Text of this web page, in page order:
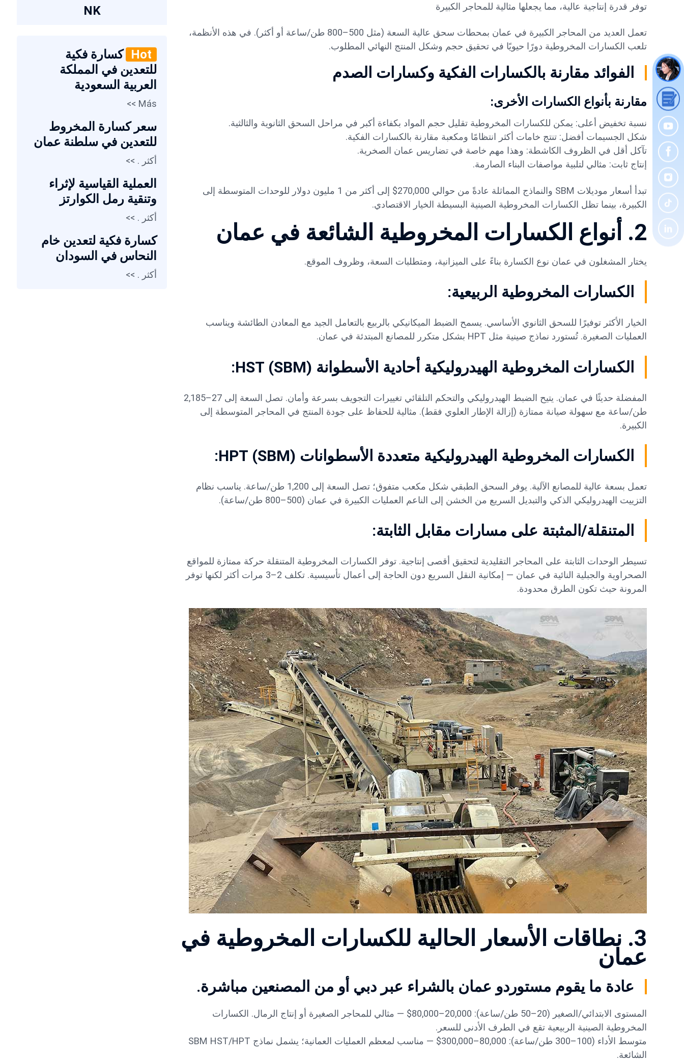
توفر قدرة إنتاجية عالية، مما يجعلها مثالية للمحاجر الكبيرة
تعمل العديد من المحاجر الكبيرة في عمان بمحطات سحق عالية السعة (مثل 500–800 طن/ساعة أو أكثر). في هذه الأنظمة،
تلعب الكسارات المخروطية دورًا حيويًا في تحقيق حجم وشكل المنتج النهائي المطلوب.
الفوائد مقارنة بالكسارات الفكية وكسارات الصدم
مقارنة بأنواع الكسارات الأخرى:
نسبة تخفيض أعلى: يمكن للكسارات المخروطية تقليل حجم المواد بكفاءة أكبر في مراحل السحق الثانوية والثالثية.
شكل الجسيمات أفضل: تنتج خامات أكثر انتظامًا ومكعبة مقارنة بالكسارات الفكية.
تآكل أقل في الظروف الكاشطة: وهذا مهم خاصة في تضاريس عمان الصخرية.
إنتاج ثابت: مثالي لتلبية مواصفات البناء الصارمة.
تبدأ أسعار موديلات SBM والنماذج المماثلة عادةً من حوالي 270,000$ إلى أكثر من 1 مليون دولار للوحدات المتوسطة إلى
الكبيرة، بينما تظل الكسارات المخروطية الصينية البسيطة الخيار الاقتصادي.
2. أنواع الكسارات المخروطية الشائعة في عمان
يختار المشغلون في عمان نوع الكسارة بناءً على الميزانية، ومتطلبات السعة، وظروف الموقع.
الكسارات المخروطية الربيعية:
الخيار الأكثر توفيرًا للسحق الثانوي الأساسي. يسمح الضبط الميكانيكي بالربيع بالتعامل الجيد مع المعادن الطائشة ويناسب
العمليات الصغيرة. تُستورد نماذج صينية مثل HPT بشكل متكرر للمصانع المبتدئة في عمان.
الكسارات المخروطية الهيدروليكية أحادية الأسطوانة HST (SBM):
المفضلة حديثًا في عمان. يتيح الضبط الهيدروليكي والتحكم التلقائي تغييرات التجويف بسرعة وأمان. تصل السعة إلى 27–2,185
طن/ساعة مع سهولة صيانة ممتازة (إزالة الإطار العلوي فقط). مثالية للحفاظ على جودة المنتج في المحاجر المتوسطة إلى
الكبيرة.
الكسارات المخروطية الهيدروليكية متعددة الأسطوانات HPT (SBM):
تعمل بسعة عالية للمصانع الآلية. يوفر السحق الطبقي شكل مكعب متفوق؛ تصل السعة إلى 1,200 طن/ساعة. يناسب نظام
التزييت الهيدروليكي الذكي والتبديل السريع من الخشن إلى الناعم العمليات الكبيرة في عمان (500–800 طن/ساعة).
المتنقلة/المثبتة على مسارات مقابل الثابتة:
تسيطر الوحدات الثابتة على المحاجر التقليدية لتحقيق أقصى إنتاجية. توفر الكسارات المخروطية المتنقلة حركة ممتازة للمواقع
الصحراوية والجبلية النائية في عمان — إمكانية النقل السريع دون الحاجة إلى أعمال تأسيسية. تكلف 2–3 مرات أكثر لكنها توفر
المرونة حيث تكون الطرق محدودة.
3. نطاقات الأسعار الحالية للكسارات المخروطية في
عمان
عادة ما يقوم مستوردو عمان بالشراء عبر دبي أو من المصنعين مباشرة.
المستوى الابتدائي/الصغير (20–50 طن/ساعة): 20,000–80,000$ — مثالي للمحاجر الصغيرة أو إنتاج الرمال. الكسارات
المخروطية الصينية الربيعية تقع في الطرف الأدنى للسعر.
متوسط الأداء (100–300 طن/ساعة): 80,000–300,000$ — مناسب لمعظم العمليات العمانية؛ يشمل نماذج SBM HST/HPT
الشائعة.
NK
Hot
كسارة فكية
للتعدين في المملكة
العربية السعودية
Más >>
سعر كسارة المخروط
للتعدين في سلطنة عمان
أكثر . >>
العملية القياسية لإثراء
وتنقية رمل الكوارتز
أكثر . >>
كسارة فكية لتعدين خام
النحاس في السودان
أكثر . >>